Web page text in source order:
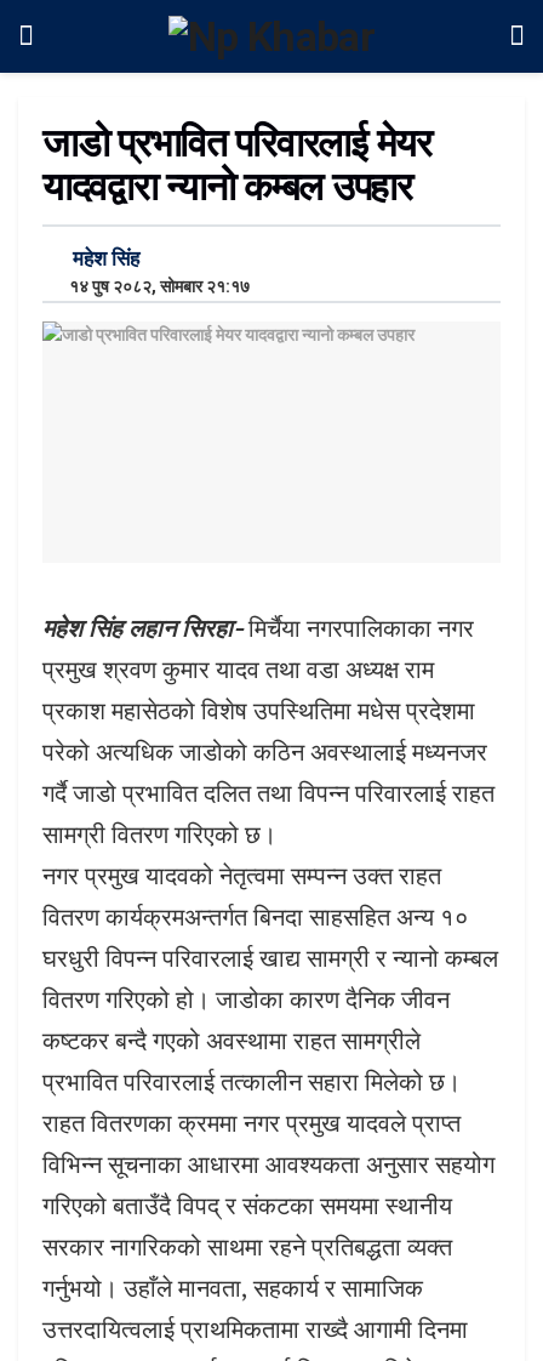
जाडो प्रभावित परिवारलाई मेयर
यादवद्वारा न्यानो कम्बल उपहार
महेश सिंह
१४ पुष २०८२, सोमबार २१:१७
महेश सिंह लहान सिरहा-मिर्चैया नगरपालिकाका नगर
प्रमुख श्रवण कुमार यादव तथा वडा अध्यक्ष राम
प्रकाश महासेठको विशेष उपस्थितिमा मधेस प्रदेशमा
परेको अत्यधिक जाडोको कठिन अवस्थालाई मध्यनजर
गर्दै जाडो प्रभावित दलित तथा विपन्न परिवारलाई राहत
सामग्री वितरण गरिएको छ।
नगर प्रमुख यादवको नेतृत्वमा सम्पन्न उक्त राहत
वितरण कार्यक्रमअन्तर्गत बिनदा साहसहित अन्य १०
घरधुरी विपन्न परिवारलाई खाद्य सामग्री र न्यानो कम्बल
वितरण गरिएको हो। जाडोका कारण दैनिक जीवन
कष्टकर बन्दै गएको अवस्थामा राहत सामग्रीले
प्रभावित परिवारलाई तत्कालीन सहारा मिलेको छ।
राहत वितरणका क्रममा नगर प्रमुख यादवले प्राप्त
विभिन्न सूचनाका आधारमा आवश्यकता अनुसार सहयोग
गरिएको बताउँदै विपद् र संकटका समयमा स्थानीय
सरकार नागरिकको साथमा रहने प्रतिबद्धता व्यक्त
गर्नुभयो। उहाँले मानवता, सहकार्य र सामाजिक
उत्तरदायित्वलाई प्राथमिकतामा राख्दै आगामी दिनमा